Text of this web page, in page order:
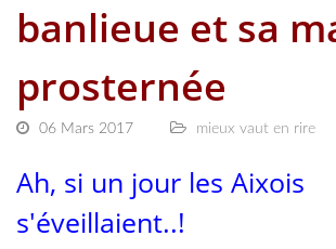
banlieue et sa
prosternée
06 Mars 2017 mieux vaut en rire
Ah, si un jour les Aixois
s'éveillaient..!